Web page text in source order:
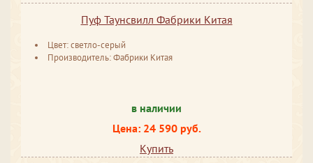
Пуф Таунсвилл Фабрики Китая
Цвет: светло-серый
Производитель: Фабрики Китая
в наличии
Цена: 24 590 руб.
Купить